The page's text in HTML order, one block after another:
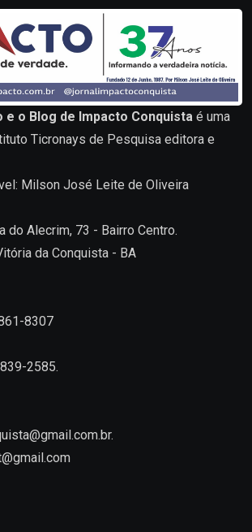
e o Blog de Impacto Conquista é uma
Ticronays de Pesquisa editora e
Milson José Leite de Oliveira
do Alecrim, 73 - Bairro Centro.
da Conquista - BA
8307
2585.
.